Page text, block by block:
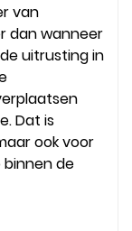
van
dan wanneer
uitrusting in
Dat is
ook voor
de